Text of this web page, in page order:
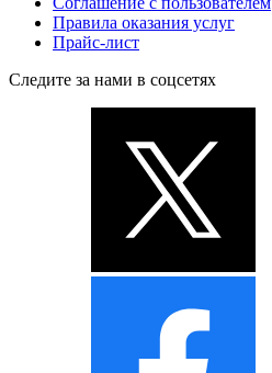
Правила оказания услуг
Прайс-лист
Следите за нами в соцсетях